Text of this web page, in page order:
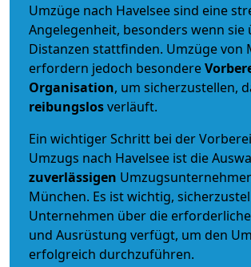
Umzüge nach Havelsee sind eine
Angelegenheit, besonders wenn sie
Distanzen stattfinden. Umzüge von
erfordern jedoch besondere
Organisation, um sicherzustellen,
reibungslosverläuft.
Ein wichtiger Schritt bei der
Umzugs nach Havelsee ist die
zuverlässigen
München. Es ist wichtig,
Unternehmen über die
und Ausrüstung verfügt, um den
erfolgreich durchzuführen.